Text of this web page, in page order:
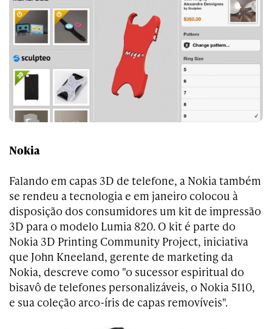
Nokia
Falando em capas 3D de telefone, a Nokia também
se rendeu a tecnologia e em janeiro colocou à
disposição dos consumidores um kit de impressão
3D para o modelo Lumia 820. O kit é parte do
Nokia 3D Printing Community Project, iniciativa
que John Kneeland, gerente de marketing da
Nokia, descreve como "o sucessor espiritual do
bisavô de telefones personalizáveis, o Nokia 5110,
e sua coleção arco-íris de capas removíveis".